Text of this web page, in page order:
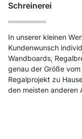
Schreinerei
In unserer kleinen
Kundenwunsch
Wandboards,
genau der Größe
Regalprojekt zu
den meisten anderen